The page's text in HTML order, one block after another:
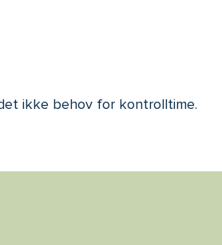
ikke behov for kontrolltime.